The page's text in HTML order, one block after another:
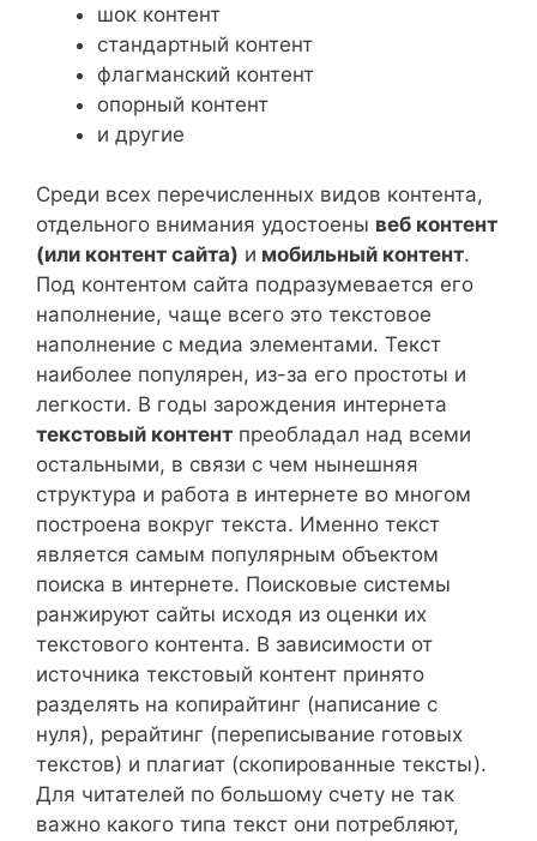
шок контент
стандартный контент
флагманский контент
опорный контент
и другие
Среди всех перечисленных видов контента,
отдельного внимания удостоены веб контент
(или контент сайта) и мобильный контент.
Под контентом сайта подразумевается его
наполнение, чаще всего это текстовое
наполнение с медиа элементами. Текст
наиболее популярен, из-за его простоты и
легкости. В годы зарождения интернета
текстовый контент преобладал над всеми
остальными, в связи с чем нынешняя
структура и работа в интернете во многом
построена вокруг текста. Именно текст
является самым популярным объектом
поиска в интернете. Поисковые системы
ранжируют сайты исходя из оценки их
текстового контента. В зависимости от
источника текстовый контент принято
разделять на копирайтинг (написание с
нуля), рерайтинг (переписывание готовых
текстов) и плагиат (скопированные тексты).
Для читателей по большому счету не так
важно какого типа текст они потребляют,